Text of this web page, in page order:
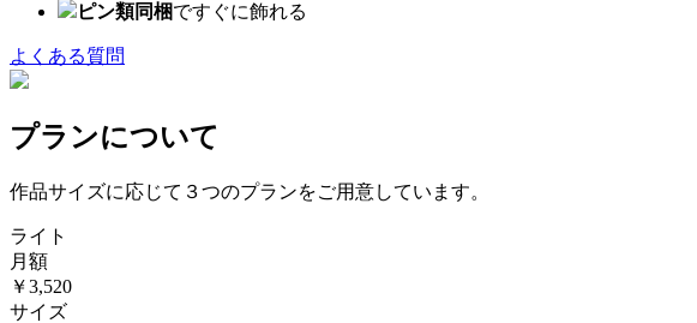
ピン類同梱ですぐに飾れる
よくある質問
プランについて
作品サイズに応じて３つのプランをご用意しています。
ライト
月額
￥3,520
サイズ